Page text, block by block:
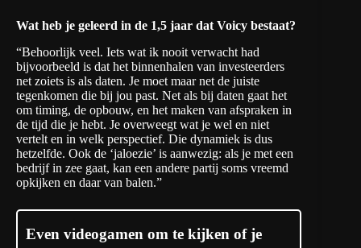
Wat heb je geleerd in de 1,5 jaar dat Voicy bestaat?
“Behoorlijk veel. Iets wat ik nooit verwacht had
bijvoorbeeld is dat het binnenhalen van investeerders
net zoiets is als daten. Je moet maar net de juiste
tegenkomen die bij jou past. Net als bij daten gaat het
om timing, de opbouw, en het maken van afspraken in
de tijd die je hebt. Je overweegt wat je wel en niet
vertelt en in welk perspectief. Die dynamiek is dus
hetzelfde. Ook de ‘jaloezie’ is aanwezig: als je met een
bedrijf in zee gaat, kan een andere partij soms vreemd
opkijken en daar van balen.”
Even videogamen om te kijken of je